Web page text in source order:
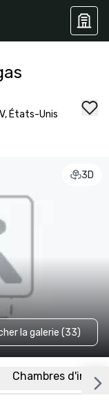
États-Unis
3D
la galerie (33)
Chambres